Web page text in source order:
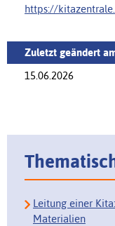
https://
Zuletzt geändert
15.06.2026
Leitung einer
Materialien